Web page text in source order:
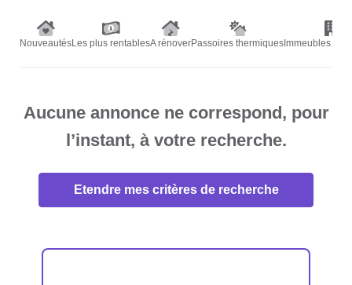
NouveautésLes plus rentablesA rénoverPassoires thermiques Immeubles de
Aucune annonce ne correspond, pour
l’instant, à votre recherche.
Etendre mes critères de recherche